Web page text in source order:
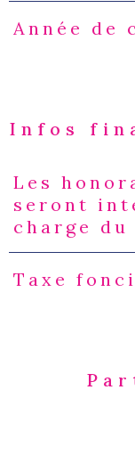
Année de
Infos
Les
seront
charge du
Taxe